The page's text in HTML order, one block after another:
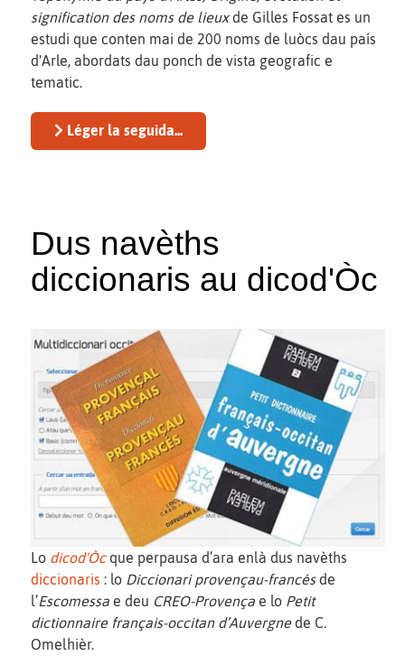
signification des noms de lieuxde Gilles Fossat es un
estudi que conten mai de 200 noms de luòcs dau país
d'Arle, abordats dau ponch de vista geografic e
tematic.
Léger la seguida...
Dus navèths
diccionaris au dicod'Òc
Lo dicod'Òcque perpausa d’ara enlà dus navèths
diccionaris : lo Diccionari provençau-francésde
l’Escomessa e deu CREO-Provença e lo Petit
dictionnaire français-occitan d’Auvergnede C.
Omelhièr.